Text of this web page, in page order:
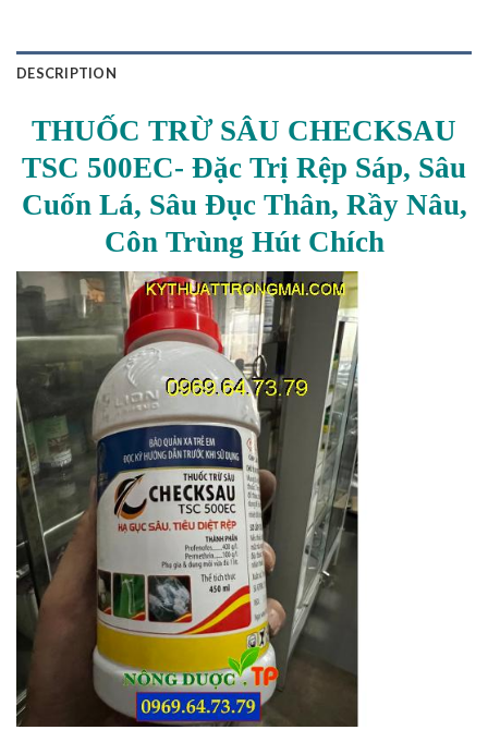
DESCRIPTION
THUỐC TRỪ SÂU CHECKSAU
TSC 500EC- Đặc Trị Rệp Sáp, Sâu
Cuốn Lá, Sâu Đục Thân, Rầy Nâu,
Côn Trùng Hút Chích